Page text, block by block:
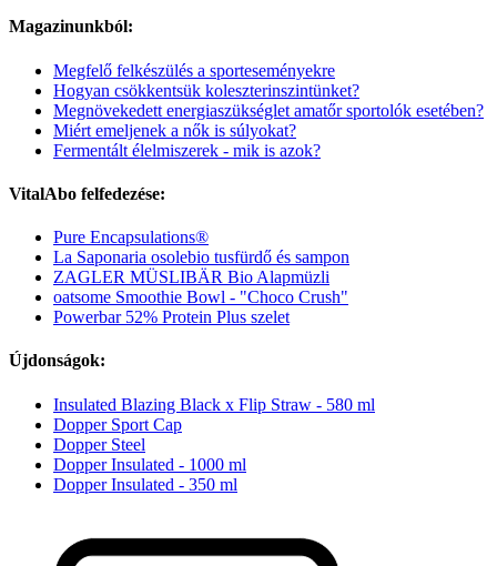
Magazinunkból:
Megfelő felkészülés a sporteseményekre
Hogyan csökkentsük koleszterinszintünket?
Megnövekedett energiaszükséglet amatőr sportolók esetében?
Miért emeljenek a nők is súlyokat?
Fermentált élelmiszerek - mik is azok?
VitalAbo felfedezése:
Pure Encapsulations®
La Saponaria osolebio tusfürdő és sampon
ZAGLER MÜSLIBÄR Bio Alapmüzli
oatsome Smoothie Bowl - "Choco Crush"
Powerbar 52% Protein Plus szelet
Újdonságok:
Insulated Blazing Black x Flip Straw - 580 ml
Dopper Sport Cap
Dopper Steel
Dopper Insulated - 1000 ml
Dopper Insulated - 350 ml